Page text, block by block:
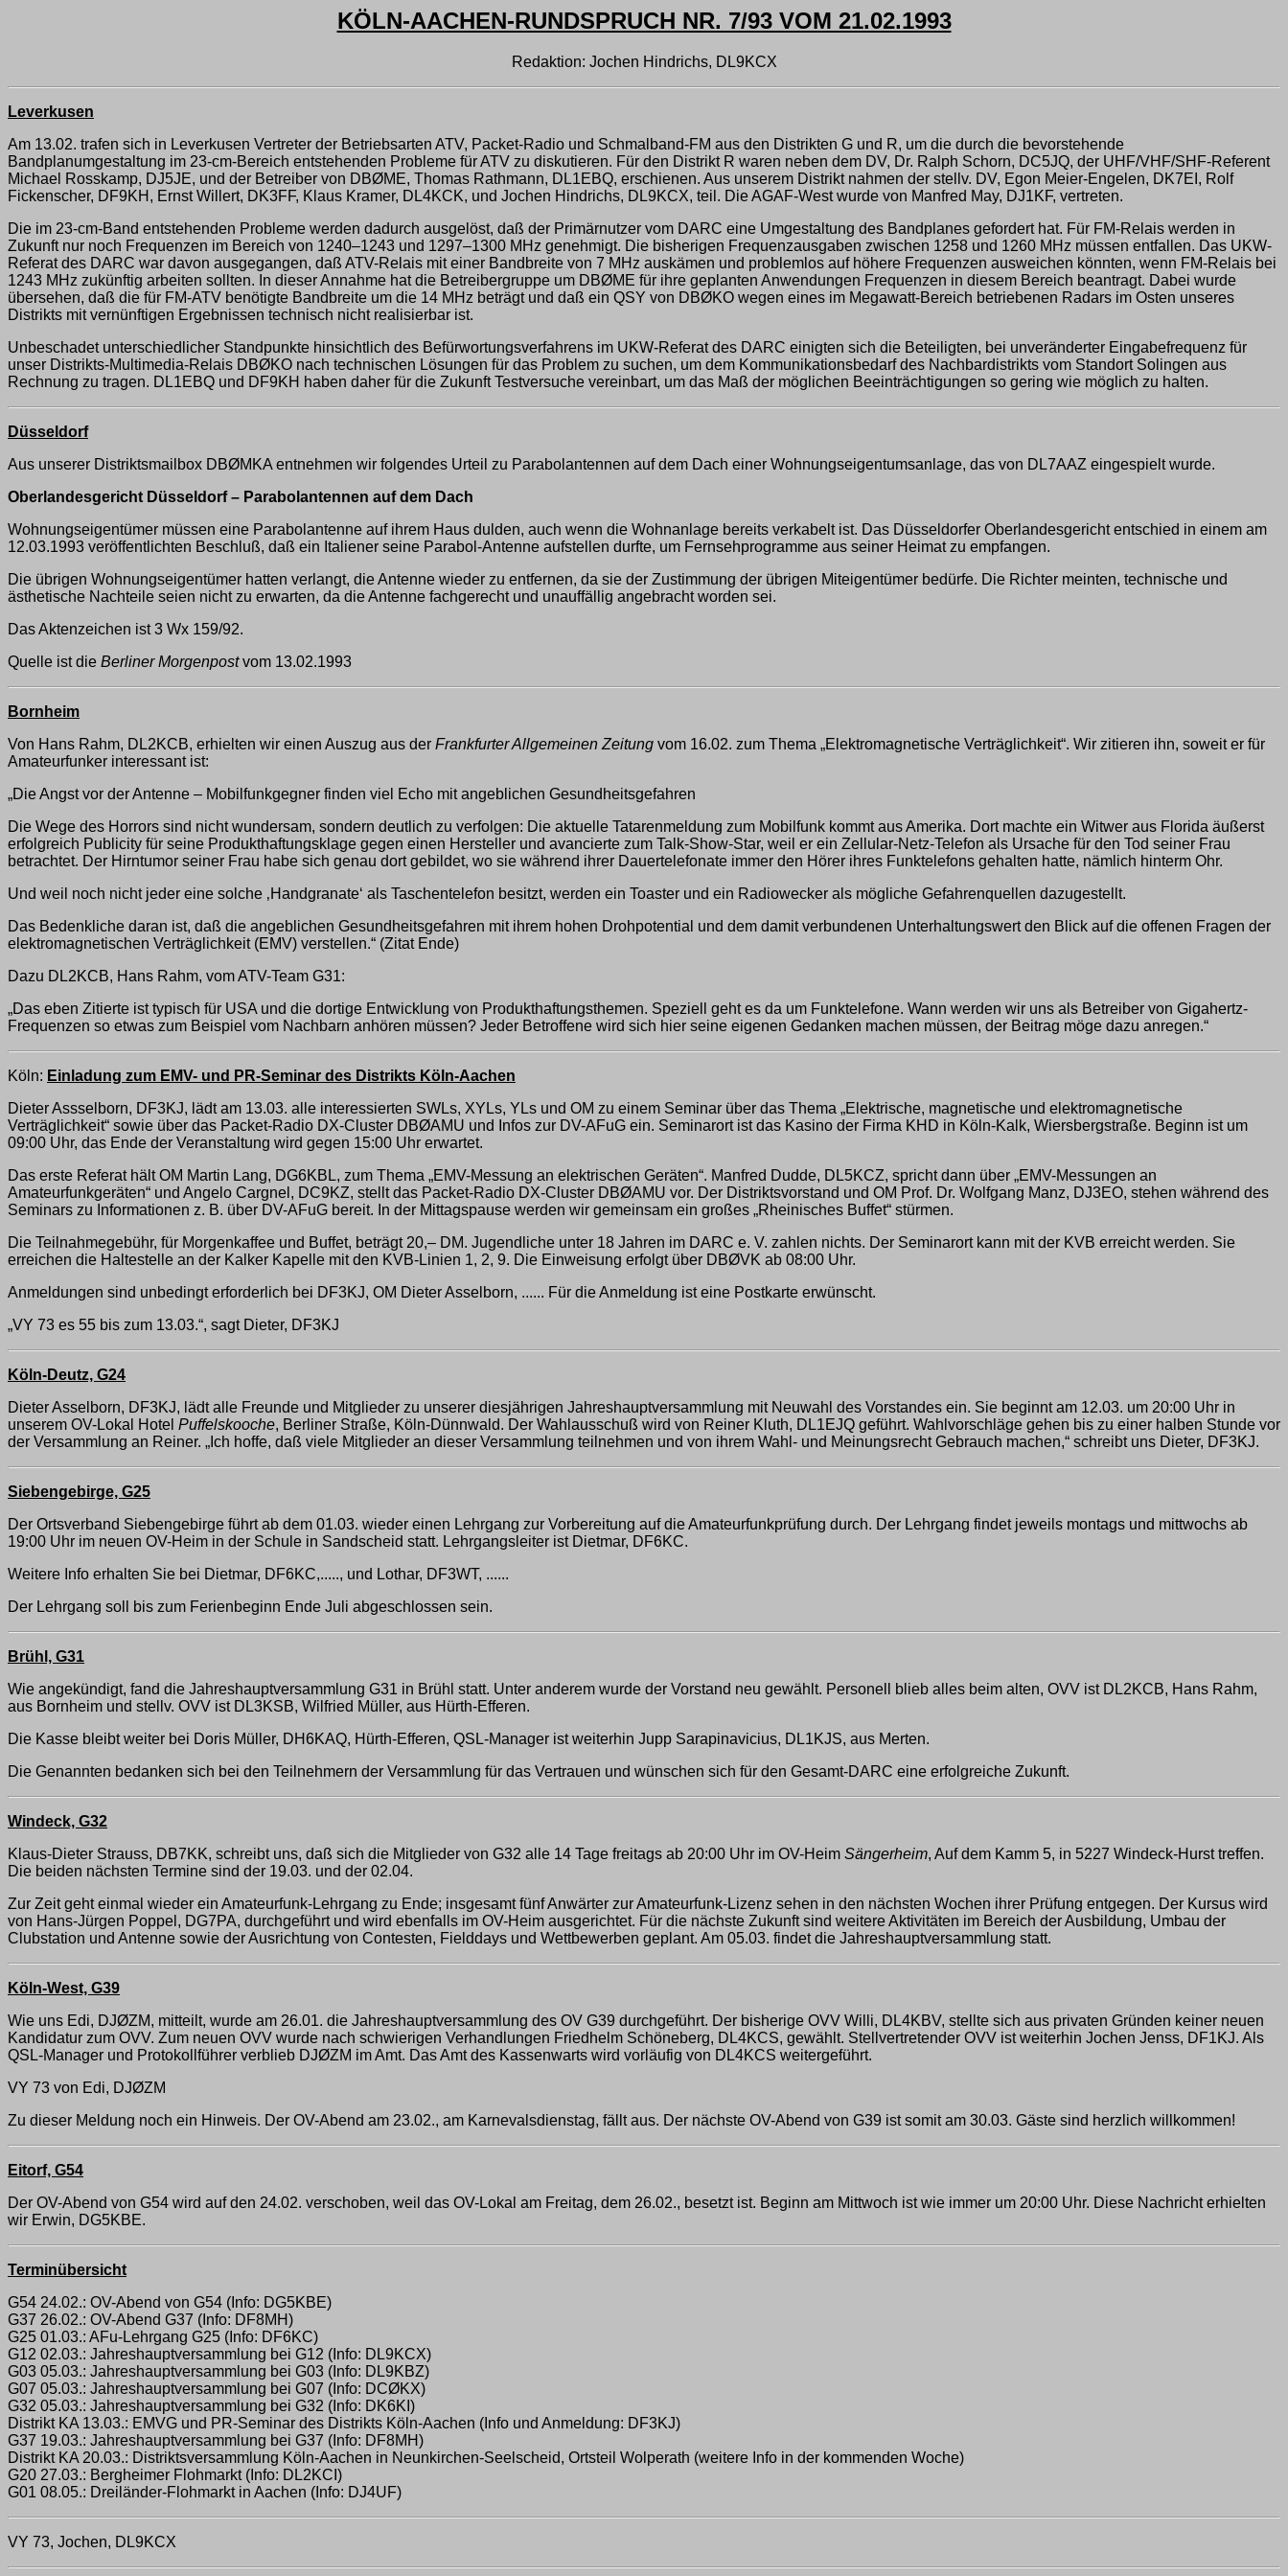
KÖLN-AACHEN-RUNDSPRUCH NR. 7/93 VOM 21.02.1993
Redaktion: Jochen Hindrichs, DL9KCX
Leverkusen
Am 13.02. trafen sich in Leverkusen Vertreter der Betriebsarten ATV, Packet-Radio und Schmalband-FM aus den Distrikten G und R, um die durch die bevorstehende
Bandplanumgestaltung im 23-cm-Bereich entstehenden Probleme für ATV zu diskutieren. Für den Distrikt R waren neben dem DV, Dr. Ralph Schorn, DC5JQ, der UHF/VHF/SHF-Referent
Michael Rosskamp, DJ5JE, und der Betreiber von DBØME, Thomas Rathmann, DL1EBQ, erschienen. Aus unserem Distrikt nahmen der stellv. DV, Egon Meier-Engelen, DK7EI, Rolf
Fickenscher, DF9KH, Ernst Willert, DK3FF, Klaus Kramer, DL4KCK, und Jochen Hindrichs, DL9KCX, teil. Die AGAF-West wurde von Manfred May, DJ1KF, vertreten.
Die im 23-cm-Band entstehenden Probleme werden dadurch ausgelöst, daß der Primärnutzer vom DARC eine Umgestaltung des Bandplanes gefordert hat. Für FM-Relais werden in
Zukunft nur noch Frequenzen im Bereich von 1240–1243 und 1297–1300 MHz genehmigt. Die bisherigen Frequenzausgaben zwischen 1258 und 1260 MHz müssen entfallen. Das UKW-
Referat des DARC war davon ausgegangen, daß ATV-Relais mit einer Bandbreite von 7 MHz auskämen und problemlos auf höhere Frequenzen ausweichen könnten, wenn FM-Relais bei
1243 MHz zukünftig arbeiten sollten. In dieser Annahme hat die Betreibergruppe um DBØME für ihre geplanten Anwendungen Frequenzen in diesem Bereich beantragt. Dabei wurde
übersehen, daß die für FM-ATV benötigte Bandbreite um die 14 MHz beträgt und daß ein QSY von DBØKO wegen eines im Megawatt-Bereich betriebenen Radars im Osten unseres
Distrikts mit vernünftigen Ergebnissen technisch nicht realisierbar ist.
Unbeschadet unterschiedlicher Standpunkte hinsichtlich des Befürwortungsverfahrens im UKW-Referat des DARC einigten sich die Beteiligten, bei unveränderter Eingabefrequenz für
unser Distrikts-Multimedia-Relais DBØKO nach technischen Lösungen für das Problem zu suchen, um dem Kommunikationsbedarf des Nachbardistrikts vom Standort Solingen aus
Rechnung zu tragen. DL1EBQ und DF9KH haben daher für die Zukunft Testversuche vereinbart, um das Maß der möglichen Beeinträchtigungen so gering wie möglich zu halten.
Düsseldorf
Aus unserer Distriktsmailbox DBØMKA entnehmen wir folgendes Urteil zu Parabolantennen auf dem Dach einer Wohnungseigentumsanlage, das von DL7AAZ eingespielt wurde.
Oberlandesgericht Düsseldorf – Parabolantennen auf dem Dach
Wohnungseigentümer müssen eine Parabolantenne auf ihrem Haus dulden, auch wenn die Wohnanlage bereits verkabelt ist. Das Düsseldorfer Oberlandesgericht entschied in einem am
12.03.1993 veröffentlichten Beschluß, daß ein Italiener seine Parabol-Antenne aufstellen durfte, um Fernsehprogramme aus seiner Heimat zu empfangen.
Die übrigen Wohnungseigentümer hatten verlangt, die Antenne wieder zu entfernen, da sie der Zustimmung der übrigen Miteigentümer bedürfe. Die Richter meinten, technische und
ästhetische Nachteile seien nicht zu erwarten, da die Antenne fachgerecht und unauffällig angebracht worden sei.
Das Aktenzeichen ist 3 Wx 159/92.
Quelle ist die Berliner Morgenpostvom 13.02.1993
Bornheim
Von Hans Rahm, DL2KCB, erhielten wir einen Auszug aus der Frankfurter Allgemeinen Zeitung vom 16.02. zum Thema „Elektromagnetische Verträglichkeit“. Wir zitieren ihn, soweit er für
Amateurfunker interessant ist:
„Die Angst vor der Antenne – Mobilfunkgegner finden viel Echo mit angeblichen Gesundheitsgefahren
Die Wege des Horrors sind nicht wundersam, sondern deutlich zu verfolgen: Die aktuelle Tatarenmeldung zum Mobilfunk kommt aus Amerika. Dort machte ein Witwer aus Florida äußerst
erfolgreich Publicity für seine Produkthaftungsklage gegen einen Hersteller und avancierte zum Talk-Show-Star, weil er ein Zellular-Netz-Telefon als Ursache für den Tod seiner Frau
betrachtet. Der Hirntumor seiner Frau habe sich genau dort gebildet, wo sie während ihrer Dauertelefonate immer den Hörer ihres Funktelefons gehalten hatte, nämlich hinterm Ohr.
Und weil noch nicht jeder eine solche ‚Handgranate‘ als Taschentelefon besitzt, werden ein Toaster und ein Radiowecker als mögliche Gefahrenquellen dazugestellt.
Das Bedenkliche daran ist, daß die angeblichen Gesundheitsgefahren mit ihrem hohen Drohpotential und dem damit verbundenen Unterhaltungswert den Blick auf die offenen Fragen der
elektromagnetischen Verträglichkeit (EMV) verstellen.“ (Zitat Ende)
Dazu DL2KCB, Hans Rahm, vom ATV-Team G31:
„Das eben Zitierte ist typisch für USA und die dortige Entwicklung von Produkthaftungsthemen. Speziell geht es da um Funktelefone. Wann werden wir uns als Betreiber von Gigahertz-
Frequenzen so etwas zum Beispiel vom Nachbarn anhören müssen? Jeder Betroffene wird sich hier seine eigenen Gedanken machen müssen, der Beitrag möge dazu anregen.“
Köln: Einladung zum EMV- und PR-Seminar des Distrikts Köln-Aachen
Dieter Assselborn, DF3KJ, lädt am 13.03. alle interessierten SWLs, XYLs, YLs und OM zu einem Seminar über das Thema „Elektrische, magnetische und elektromagnetische
Verträglichkeit“ sowie über das Packet-Radio DX-Cluster DBØAMU und Infos zur DV-AFuG ein. Seminarort ist das Kasino der Firma KHD in Köln-Kalk, Wiersbergstraße. Beginn ist um
09:00 Uhr, das Ende der Veranstaltung wird gegen 15:00 Uhr erwartet.
Das erste Referat hält OM Martin Lang, DG6KBL, zum Thema „EMV-Messung an elektrischen Geräten“. Manfred Dudde, DL5KCZ, spricht dann über „EMV-Messungen an
Amateurfunkgeräten“ und Angelo Cargnel, DC9KZ, stellt das Packet-Radio DX-Cluster DBØAMU vor. Der Distriktsvorstand und OM Prof. Dr. Wolfgang Manz, DJ3EO, stehen während des
Seminars zu Informationen z. B. über DV-AFuG bereit. In der Mittagspause werden wir gemeinsam ein großes „Rheinisches Buffet“ stürmen.
Die Teilnahmegebühr, für Morgenkaffee und Buffet, beträgt 20,– DM. Jugendliche unter 18 Jahren im DARC e. V. zahlen nichts. Der Seminarort kann mit der KVB erreicht werden. Sie
erreichen die Haltestelle an der Kalker Kapelle mit den KVB-Linien 1, 2, 9. Die Einweisung erfolgt über DBØVK ab 08:00 Uhr.
Anmeldungen sind unbedingt erforderlich bei DF3KJ, OM Dieter Asselborn, ...... Für die Anmeldung ist eine Postkarte erwünscht.
„VY 73 es 55 bis zum 13.03.“, sagt Dieter, DF3KJ
Köln-Deutz, G24
Dieter Asselborn, DF3KJ, lädt alle Freunde und Mitglieder zu unserer diesjährigen Jahreshauptversammlung mit Neuwahl des Vorstandes ein. Sie beginnt am 12.03. um 20:00 Uhr in
unserem OV-Lokal Hotel Puffelskooche, Berliner Straße, Köln-Dünnwald. Der Wahlausschuß wird von Reiner Kluth, DL1EJQ geführt. Wahlvorschläge gehen bis zu einer halben Stunde vor
der Versammlung an Reiner. „Ich hoffe, daß viele Mitglieder an dieser Versammlung teilnehmen und von ihrem Wahl- und Meinungsrecht Gebrauch machen,“ schreibt uns Dieter, DF3KJ.
Siebengebirge, G25
Der Ortsverband Siebengebirge führt ab dem 01.03. wieder einen Lehrgang zur Vorbereitung auf die Amateurfunkprüfung durch. Der Lehrgang findet jeweils montags und mittwochs ab
19:00 Uhr im neuen OV-Heim in der Schule in Sandscheid statt. Lehrgangsleiter ist Dietmar, DF6KC.
Weitere Info erhalten Sie bei Dietmar, DF6KC,....., und Lothar, DF3WT, ......
Der Lehrgang soll bis zum Ferienbeginn Ende Juli abgeschlossen sein.
Brühl, G31
Wie angekündigt, fand die Jahreshauptversammlung G31 in Brühl statt. Unter anderem wurde der Vorstand neu gewählt. Personell blieb alles beim alten, OVV ist DL2KCB, Hans Rahm,
aus Bornheim und stellv. OVV ist DL3KSB, Wilfried Müller, aus Hürth-Efferen.
Die Kasse bleibt weiter bei Doris Müller, DH6KAQ, Hürth-Efferen, QSL-Manager ist weiterhin Jupp Sarapinavicius, DL1KJS, aus Merten.
Die Genannten bedanken sich bei den Teilnehmern der Versammlung für das Vertrauen und wünschen sich für den Gesamt-DARC eine erfolgreiche Zukunft.
Windeck, G32
Klaus-Dieter Strauss, DB7KK, schreibt uns, daß sich die Mitglieder von G32 alle 14 Tage freitags ab 20:00 Uhr im OV-Heim Sängerheim, Auf dem Kamm 5, in 5227 Windeck-Hurst treffen.
Die beiden nächsten Termine sind der 19.03. und der 02.04.
Zur Zeit geht einmal wieder ein Amateurfunk-Lehrgang zu Ende; insgesamt fünf Anwärter zur Amateurfunk-Lizenz sehen in den nächsten Wochen ihrer Prüfung entgegen. Der Kursus wird
von Hans-Jürgen Poppel, DG7PA, durchgeführt und wird ebenfalls im OV-Heim ausgerichtet. Für die nächste Zukunft sind weitere Aktivitäten im Bereich der Ausbildung, Umbau der
Clubstation und Antenne sowie der Ausrichtung von Contesten, Fielddays und Wettbewerben geplant. Am 05.03. findet die Jahreshauptversammlung statt.
Köln-West, G39
Wie uns Edi, DJØZM, mitteilt, wurde am 26.01. die Jahreshauptversammlung des OV G39 durchgeführt. Der bisherige OVV Willi, DL4KBV, stellte sich aus privaten Gründen keiner neuen
Kandidatur zum OVV. Zum neuen OVV wurde nach schwierigen Verhandlungen Friedhelm Schöneberg, DL4KCS, gewählt. Stellvertretender OVV ist weiterhin Jochen Jenss, DF1KJ. Als
QSL-Manager und Protokollführer verblieb DJØZM im Amt. Das Amt des Kassenwarts wird vorläufig von DL4KCS weitergeführt.
VY 73 von Edi, DJØZM
Zu dieser Meldung noch ein Hinweis. Der OV-Abend am 23.02., am Karnevalsdienstag, fällt aus. Der nächste OV-Abend von G39 ist somit am 30.03. Gäste sind herzlich willkommen!
Eitorf, G54
Der OV-Abend von G54 wird auf den 24.02. verschoben, weil das OV-Lokal am Freitag, dem 26.02., besetzt ist. Beginn am Mittwoch ist wie immer um 20:00 Uhr. Diese Nachricht erhielten
wir Erwin, DG5KBE.
Terminübersicht
G54 24.02.: OV-Abend von G54 (Info: DG5KBE)
G37 26.02.: OV-Abend G37 (Info: DF8MH)
G25 01.03.: AFu-Lehrgang G25 (Info: DF6KC)
G12 02.03.: Jahreshauptversammlung bei G12 (Info: DL9KCX)
G03 05.03.: Jahreshauptversammlung bei G03 (Info: DL9KBZ)
G07 05.03.: Jahreshauptversammlung bei G07 (Info: DCØKX)
G32 05.03.: Jahreshauptversammlung bei G32 (Info: DK6KI)
Distrikt KA 13.03.: EMVG und PR-Seminar des Distrikts Köln-Aachen (Info und Anmeldung: DF3KJ)
G37 19.03.: Jahreshauptversammlung bei G37 (Info: DF8MH)
Distrikt KA 20.03.: Distriktsversammlung Köln-Aachen in Neunkirchen-Seelscheid, Ortsteil Wolperath (weitere Info in der kommenden Woche)
G20 27.03.: Bergheimer Flohmarkt (Info: DL2KCI)
G01 08.05.: Dreiländer-Flohmarkt in Aachen (Info: DJ4UF)
VY 73, Jochen, DL9KCX